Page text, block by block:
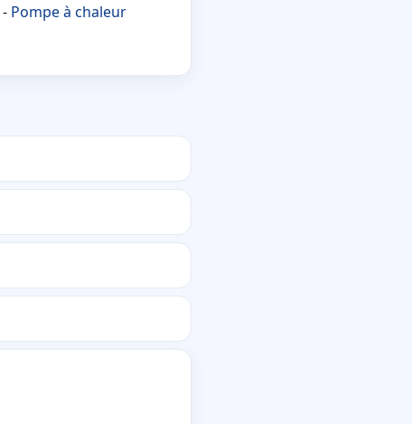
- Pompe à chaleur